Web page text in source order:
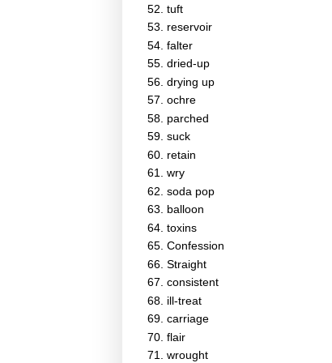
tuft
reservoir
falter
dried-up
drying up
ochre
parched
suck
retain
wry
soda pop
balloon
toxins
Confession
Straight
consistent
ill-treat
carriage
flair
wrought